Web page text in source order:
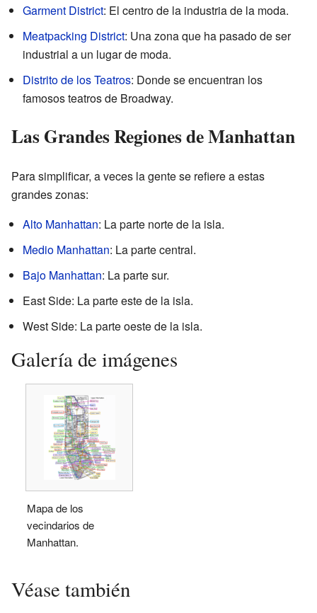
Garment District: El centro de la industria de la moda.
Meatpacking District: Una zona que ha pasado de ser
industrial a un lugar de moda.
Distrito de los Teatros: Donde se encuentran los
famosos teatros de Broadway.
Las Grandes Regiones de Manhattan
Para simplificar, a veces la gente se refiere a estas
grandes zonas:
Alto Manhattan: La parte norte de la isla.
Medio Manhattan: La parte central.
Bajo Manhattan: La parte sur.
East Side: La parte este de la isla.
West Side: La parte oeste de la isla.
Galería de imágenes
Mapa de los
vecindarios de
Manhattan.
Véase también